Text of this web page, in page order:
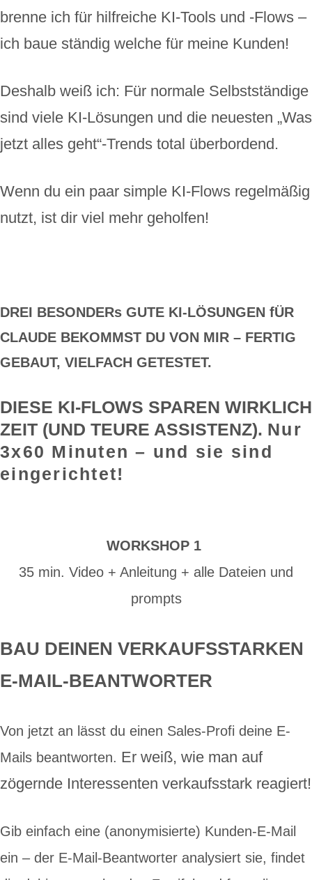
brenne ich für hilfreiche KI-Tools und -Flows –
ich baue ständig welche für meine Kunden!
Deshalb weiß ich: Für normale Selbstständige
sind viele KI-Lösungen und die neuesten „Was
jetzt alles geht“-Trends total überbordend.
Wenn du ein paar simple KI-Flows regelmäßig
nutzt, ist dir viel mehr geholfen!
DREI BESONDERs GUTE KI-LÖSUNGEN fÜR
CLAUDE BEKOMMST DU VON MIR – FERTIG
GEBAUT, VIELFACH GETESTET.
DIESE KI-FLOWS SPAREN WIRKLICH
ZEIT (UND TEURE ASSISTENZ). Nur
3x60 Minuten – und sie sind
eingerichtet!
WORKSHOP 1
35 min. Video + Anleitung + alle Dateien und
prompts
BAU DEINEN VERKAUFSSTARKEN
E-MAIL-BEANTWORTER
Von jetzt an lässt du einen Sales-Profi deine E-
Mails beantworten. Er weiß, wie man auf
zögernde Interessenten verkaufsstark reagiert!
Gib einfach eine (anonymisierte) Kunden-E-Mail
ein – der E-Mail-Beantworter analysiert sie, findet